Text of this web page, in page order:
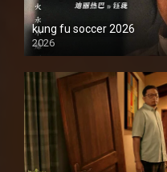
kung fu soccer 2026
2026
1080P